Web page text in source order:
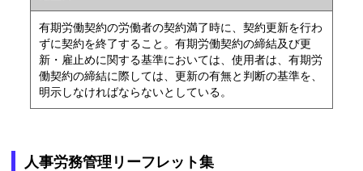
有期労働契約の労働者の契約満了時に、契約更新を行わ
ずに契約を終了すること。有期労働契約の締結及び更
新・雇止めに関する基準においては、使用者は、有期労
働契約の締結に際しては、更新の有無と判断の基準を、
明示しなければならないとしている。
人事労務管理リーフレット集